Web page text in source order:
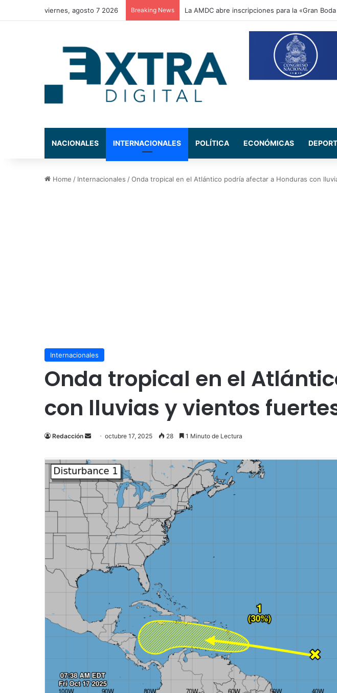
viernes, agosto 7 2026 Breaking News La AMDC abre inscripciones para la «Gran
NACIONALES INTERNACIONALES POLÍTICA ECONÓMICAS
Home / Internacionales /Onda tropical en el Atlántico podría afectar a Honduras con
Internacionales
Onda tropical en el
con lluvias y vientos
Redacción
Send
email
octubre 17, 2025 28 1 Minuto de Lectura